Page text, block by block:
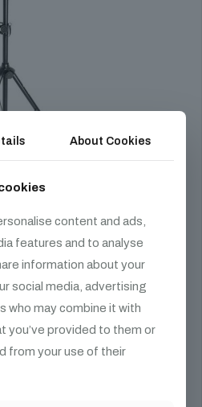
5211 B SET 1
About Cookies
content and ads,
features and to analyse
information about your
social media, advertising
who may combine it with
you’ve provided to them or
from your use of their